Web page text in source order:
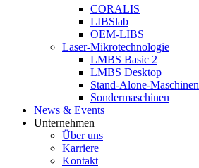
CORALIS
LIBSlab
OEM-LIBS
Laser-Mikrotechnologie
LMBS Basic 2
LMBS Desktop
Stand-Alone-Maschinen
Sondermaschinen
News & Events
Unternehmen
Über uns
Karriere
Kontakt